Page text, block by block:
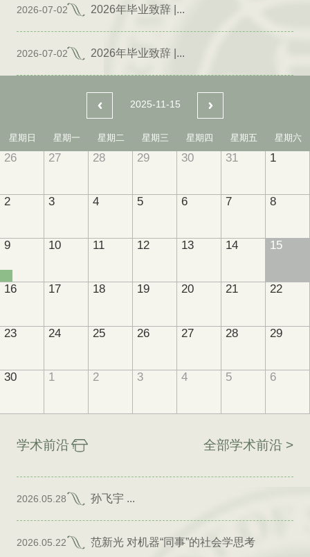
2026-07-02 2026年毕业致辞 |...
2026-07-02 2026年毕业致辞 |...
2025-11-15
星期日 星期一 星期二 星期三 星期四 星期五 星期六
26 27 28 29 30 31 1
2 3 4 5 6 7 8
9 10 11 12 13 14 15
16 17 18 19 20 21 22
23 24 25 26 27 28 29
30 1 2 3 4 5 6
学术前沿 全部学术前沿 >
2026.05.28 孙飞宇 ...
2026.05.22 范新光 对机器“同事”的社会学思考